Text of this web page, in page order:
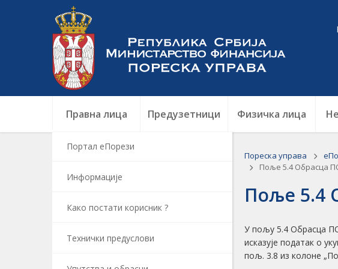
Правна лица Предузетници Физичка лица
Портал еПорези
Информацијe
Како постати корисник ?
Технички предуслови
Пореска управа
Поље 5.4 Обрасца
Поље 5.4
У пољу 5.4 Обрасца
исказује податак о
пољ. 3.8 из колоне